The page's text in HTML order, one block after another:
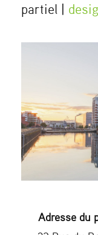
partiel |
Adresse du